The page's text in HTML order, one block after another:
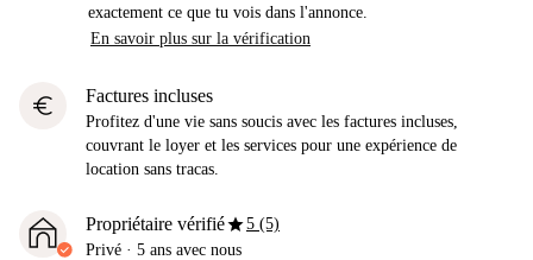
exactement ce que tu vois dans l'annonce.
En savoir plus sur la vérification
euro Factures incluses
Profitez d'une vie sans soucis avec les factures incluses,
couvrant le loyer et les services pour une expérience de
location sans tracas.
Propriétaire vérifiéstar5 (5)
Privé · 5 ans avec nous